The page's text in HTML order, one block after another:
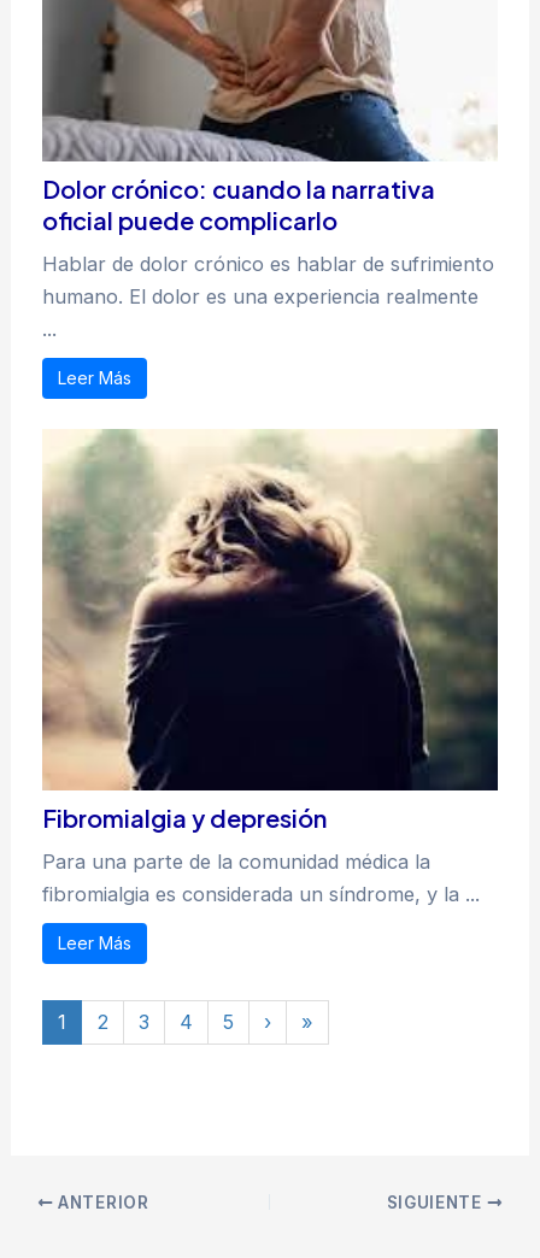
Dolor crónico: cuando la narrativa
oficial puede complicarlo
Hablar de dolor crónico es hablar de sufrimiento
humano. El dolor es una experiencia realmente
...
Leer Más
Fibromialgia y depresión
Para una parte de la comunidad médica la
fibromialgia es considerada un síndrome, y la ...
Leer Más
1 2 3 4 5 › »
ANTERIOR SIGUIENTE